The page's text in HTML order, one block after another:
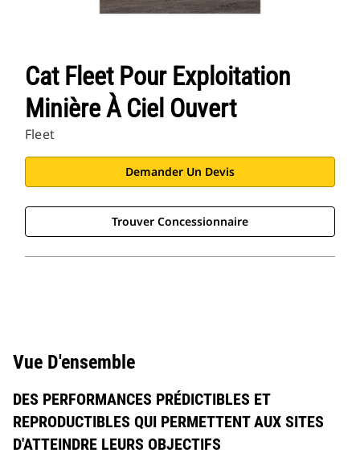
Cat Fleet Pour Exploitation
Minière À Ciel Ouvert
Fleet
Demander Un Devis
Trouver Concessionnaire
Vue D'ensemble
DES PERFORMANCES PRÉDICTIBLES ET
REPRODUCTIBLES QUI PERMETTENT AUX SITES
D'ATTEINDRE LEURS OBJECTIFS